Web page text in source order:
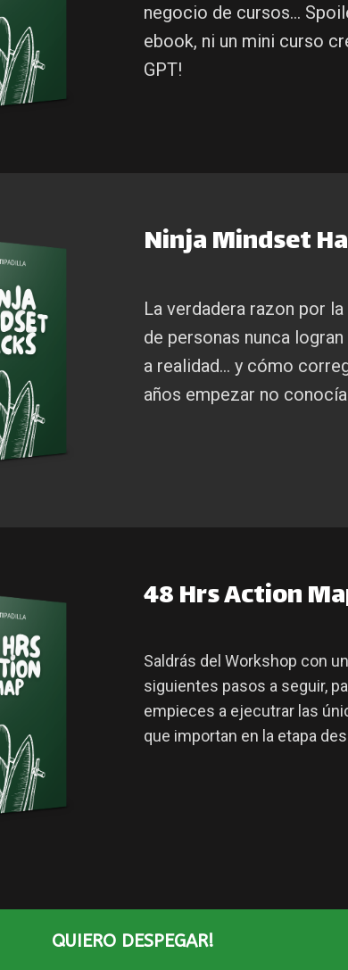
negocio de cursos...
ebook, ni un mini curso
GPT!
Ninja Mindset
La verdadera razon por
de personas nunca logran
a realidad... y cómo
años empezar no
48 Hrs Action
Saldrás del Workshop con
siguientes pasos a seguir,
empieces a ejecutrar las
que importan en la etapa
QUIERO DESPEGAR!